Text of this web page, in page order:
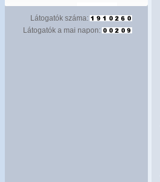
Látogatók száma:
Látogatók a mai napon: